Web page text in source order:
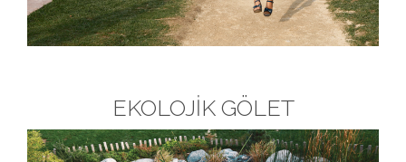
EKOLOJİK GÖLET